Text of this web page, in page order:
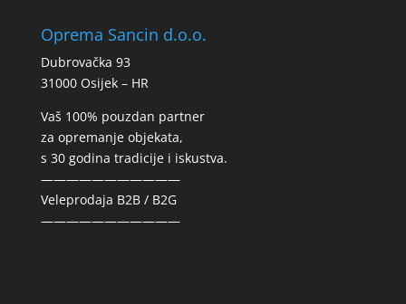
Oprema Sancin d.o.o.
Dubrovačka 93
31000 Osijek – HR
Vaš 100% pouzdan partner
za opremanje objekata,
s 30 godina tradicije i iskustva.
———————————
Veleprodaja B2B / B2G
———————————